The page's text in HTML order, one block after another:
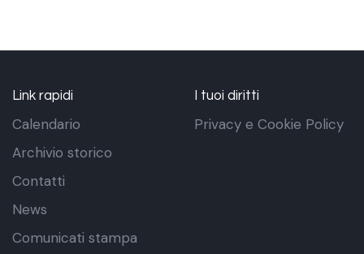
Link rapidi
Calendario
Archivio storico
Contatti
News
Comunicati stampa
I tuoi diritti
Privacy e Cookie Policy